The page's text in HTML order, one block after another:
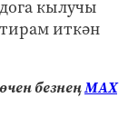
кылучы
иткән
безнеңМАХ